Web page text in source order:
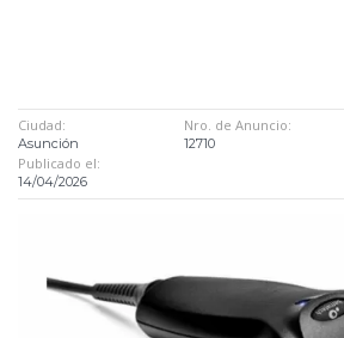
Ciudad:
Asunción
Nro. de Anuncio:
12710
Publicado el:
14/04/2026